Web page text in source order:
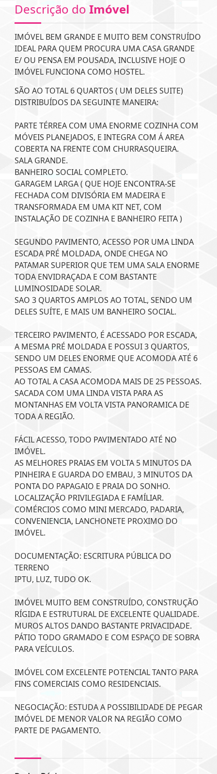
Descrição do Imóvel
IMÓVEL BEM GRANDE E MUITO BEM CONSTRUÍDO
IDEAL PARA QUEM PROCURA UMA CASA GRANDE
E/ OU PENSA EM POUSADA, INCLUSIVE HOJE O
IMÓVEL FUNCIONA COMO HOSTEL.
SÃO AO TOTAL 6 QUARTOS ( UM DELES SUITE)
DISTRIBUÍDOS DA SEGUINTE MANEIRA:
PARTE TÉRREA COM UMA ENORME COZINHA COM
MÓVEIS PLANEJADOS, E INTEGRA COM Á AREA
COBERTA NA FRENTE COM CHURRASQUEIRA.
SALA GRANDE.
BANHEIRO SOCIAL COMPLETO.
GARAGEM LARGA ( QUE HOJE ENCONTRA-SE
FECHADA COM DIVISÓRIA EM MADEIRA E
TRANSFORMADA EM UMA KIT NET, COM
INSTALAÇÃO DE COZINHA E BANHEIRO FEITA )
SEGUNDO PAVIMENTO, ACESSO POR UMA LINDA
ESCADA PRÉ MOLDADA, ONDE CHEGA NO
PATAMAR SUPERIOR QUE TEM UMA SALA ENORME
TODA ENVIDRAÇADA E COM BASTANTE
LUMINOSIDADE SOLAR.
SAO 3 QUARTOS AMPLOS AO TOTAL, SENDO UM
DELES SUÍTE, E MAIS UM BANHEIRO SOCIAL.
TERCEIRO PAVIMENTO, É ACESSADO POR ESCADA,
A MESMA PRÉ MOLDADA E POSSUI 3 QUARTOS,
SENDO UM DELES ENORME QUE ACOMODA ATÉ 6
PESSOAS EM CAMAS.
AO TOTAL A CASA ACOMODA MAIS DE 25 PESSOAS.
SACADA COM UMA LINDA VISTA PARA AS
MONTANHAS EM VOLTA VISTA PANORAMICA DE
TODA A REGIÃO.
FÁCIL ACESSO, TODO PAVIMENTADO ATÉ NO
IMÓVEL.
AS MELHORES PRAIAS EM VOLTA 5 MINUTOS DA
PINHEIRA E GUARDA DO EMBAU, 3 MINUTOS DA
PONTA DO PAPAGAIO E PRAIA DO SONHO.
LOCALIZAÇÃO PRIVILEGIADA E FAMÍLIAR.
COMÉRCIOS COMO MINI MERCADO, PADARIA,
CONVENIENCIA, LANCHONETE PROXIMO DO
IMÓVEL.
DOCUMENTAÇÃO: ESCRITURA PÚBLICA DO
TERRENO
IPTU, LUZ, TUDO OK.
IMÓVEL MUITO BEM CONSTRUÍDO, CONSTRUÇÃO
RÍGIDA E ESTRUTURAL DE EXCELENTE QUALIDADE.
MUROS ALTOS DANDO BASTANTE PRIVACIDADE.
PÁTIO TODO GRAMADO E COM ESPAÇO DE SOBRA
PARA VEÍCULOS.
IMÓVEL COM EXCELENTE POTENCIAL TANTO PARA
FINS COMERCIAIS COMO RESIDENCIAIS.
NEGOCIAÇÃO: ESTUDA A POSSIBILIDADE DE PEGAR
IMÓVEL DE MENOR VALOR NA REGIÃO COMO
PARTE DE PAGAMENTO.